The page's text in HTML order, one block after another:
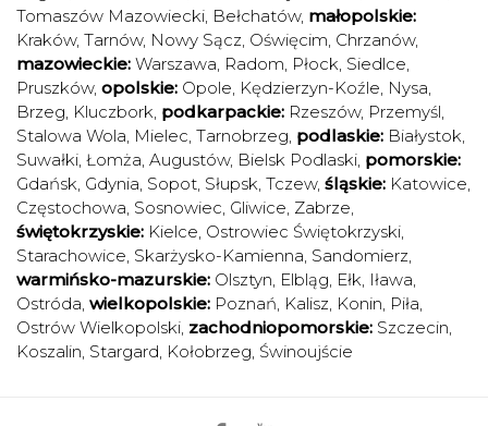
Tomaszów Mazowiecki, Bełchatów, małopolskie:
Kraków, Tarnów, Nowy Sącz, Oświęcim, Chrzanów,
mazowieckie: Warszawa, Radom, Płock, Siedlce,
Pruszków, opolskie: Opole, Kędzierzyn-Koźle, Nysa,
Brzeg, Kluczbork, podkarpackie: Rzeszów, Przemyśl,
Stalowa Wola, Mielec, Tarnobrzeg, podlaskie: Białystok,
Suwałki, Łomża, Augustów, Bielsk Podlaski, pomorskie:
Gdańsk, Gdynia, Sopot, Słupsk, Tczew, śląskie: Katowice,
Częstochowa, Sosnowiec, Gliwice, Zabrze,
świętokrzyskie: Kielce, Ostrowiec Świętokrzyski,
Starachowice, Skarżysko-Kamienna, Sandomierz,
warmińsko-mazurskie: Olsztyn, Elbląg, Ełk, Iława,
Ostróda, wielkopolskie: Poznań, Kalisz, Konin, Piła,
Ostrów Wielkopolski, zachodniopomorskie: Szczecin,
Koszalin, Stargard, Kołobrzeg, Świnoujście